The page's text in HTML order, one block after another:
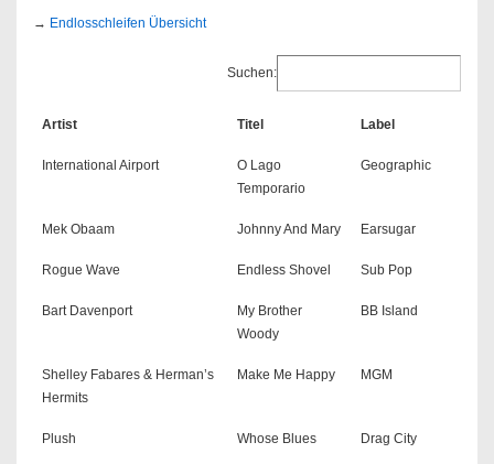
→ Endlosschleifen Übersicht
Suchen:
Artist Titel Label
International Airport
O Lago
Temporario
Geographic
Mek Obaam Johnny And Mary Earsugar
Rogue Wave Endless Shovel Sub Pop
Bart Davenport
My Brother
Woody
BB Island
Shelley Fabares & Herman’s
Hermits
Make Me Happy MGM
Plush Whose Blues Drag City